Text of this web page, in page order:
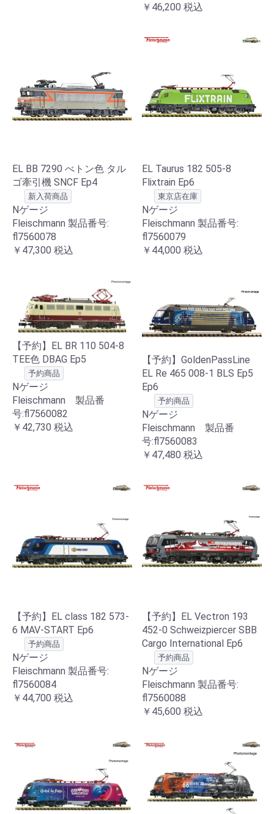
￥46,200 税込
EL BB 7290 べトン色 タル
ゴ牽引機 SNCF Ep4
新入荷商品
Nゲージ
Fleischmann 製品番号:
fl7560078
￥47,300 税込
EL Taurus 182 505-8
Flixtrain Ep6
東京店在庫
Nゲージ
Fleischmann 製品番号:
fl7560079
￥44,000 税込
【予約】EL BR 110 504-8
TEE色 DBAG Ep5
予約商品
Nゲージ
Fleischmann 製品番
号:fl7560082
￥42,730 税込
【予約】GoldenPassLine
EL Re 465 008-1 BLS Ep5
Ep6
予約商品
Nゲージ
Fleischmann 製品番
号:fl7560083
￥47,480 税込
【予約】EL class 182 573-
6 MAV-START Ep6
予約商品
Nゲージ
Fleischmann 製品番号:
fl7560084
￥44,700 税込
【予約】EL Vectron 193
452-0 Schweizpiercer SBB
Cargo International Ep6
予約商品
Nゲージ
Fleischmann 製品番号:
fl7560088
￥45,600 税込